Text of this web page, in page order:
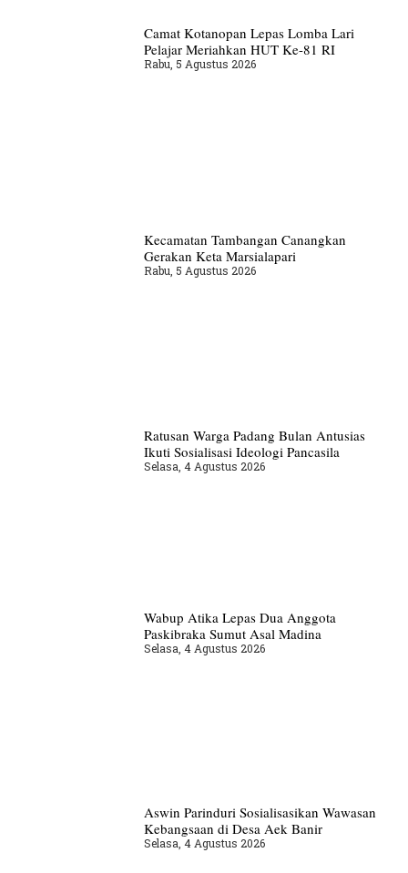
Camat Kotanopan Lepas Lomba Lari
Pelajar Meriahkan HUT Ke-81 RI
Rabu, 5 Agustus 2026
Kecamatan Tambangan Canangkan
Gerakan Keta Marsialapari
Rabu, 5 Agustus 2026
Ratusan Warga Padang Bulan Antusias
Ikuti Sosialisasi Ideologi Pancasila
Selasa, 4 Agustus 2026
Wabup Atika Lepas Dua Anggota
Paskibraka Sumut Asal Madina
Selasa, 4 Agustus 2026
Aswin Parinduri Sosialisasikan Wawasan
Kebangsaan di Desa Aek Banir
Selasa, 4 Agustus 2026